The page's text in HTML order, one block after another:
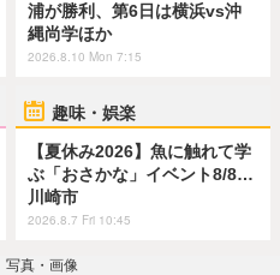
浦が勝利、第6日は横浜vs沖
縄尚学ほか
2026.8.10 Mon 7:15
趣味・娯楽
【夏休み2026】魚に触れて学
ぶ「おさかな」イベント8/8…
川崎市
2026.8.7 Fri 10:45
写真・画像